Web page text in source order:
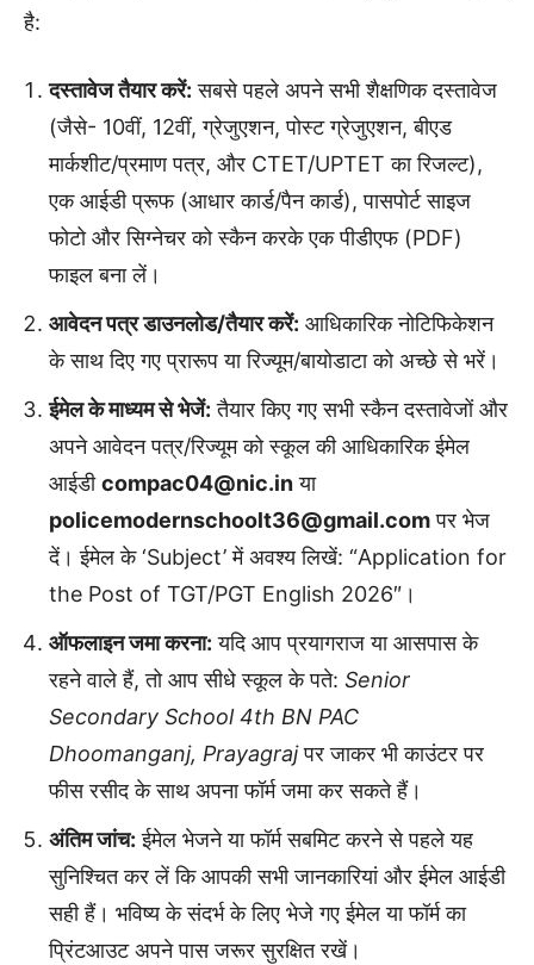
है:
दस्तावेज तैयार करें: सबसे पहले अपने सभी शैक्षणिक दस्तावेज
(जैसे- 10वीं, 12वीं, ग्रेजुएशन, पोस्ट ग्रेजुएशन, बीएड
मार्कशीट/प्रमाण पत्र, और CTET/UPTET का रिजल्ट),
एक आईडी प्रूफ (आधार कार्ड/पैन कार्ड), पासपोर्ट साइज
फोटो और सिग्नेचर को स्कैन करके एक पीडीएफ (PDF)
फाइल बना लें।
आवेदन पत्र डाउनलोड/तैयार करें: आधिकारिक नोटिफिकेशन
के साथ दिए गए प्रारूप या रिज्यूम/बायोडाटा को अच्छे से भरें।
ईमेल के माध्यम से भेजें: तैयार किए गए सभी स्कैन दस्तावेजों और
अपने आवेदन पत्र/रिज्यूम को स्कूल की आधिकारिक ईमेल
आईडीcompac04@nic.inया
policemodernschoolt36@gmail.comपर भेज
दें। ईमेल के ‘Subject’ में अवश्य लिखें: “Application for
the Post of TGT/PGT English 2026″।
ऑफलाइन जमा करना: यदि आप प्रयागराज या आसपास के
रहने वाले हैं, तो आप सीधे स्कूल के पते: Senior
Secondary School 4th BN PAC
Dhoomanganj, Prayagrajपर जाकर भी काउंटर पर
फीस रसीद के साथ अपना फॉर्म जमा कर सकते हैं।
अंतिम जांच: ईमेल भेजने या फॉर्म सबमिट करने से पहले यह
सुनिश्चित कर लें कि आपकी सभी जानकारियां और ईमेल आईडी
सही हैं। भविष्य के संदर्भ के लिए भेजे गए ईमेल या फॉर्म का
प्रिंटआउट अपने पास जरूर सुरक्षित रखें।